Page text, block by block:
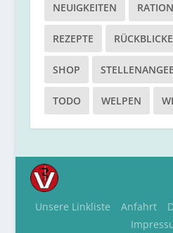
NEUIGKEITEN
REZEPTE RÜCKBLICKE
SHOP
TODO WELPEN
Unsere Linkliste Anfahrt